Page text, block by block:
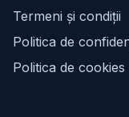
Termeni și condiții
Politica de
Politica de cookies